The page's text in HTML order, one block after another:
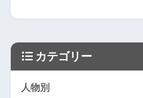
カテゴリー
人物別